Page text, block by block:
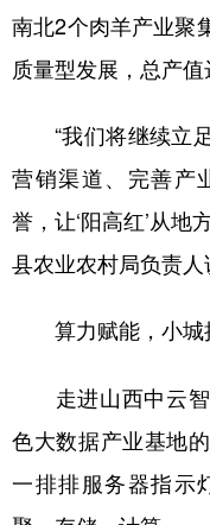
南北2个肉羊产业聚
质量型发展，总产值
“我们将继续立足
营销渠道、完善产
誉，让‘阳高红’从地
县农业农村局负责人
算力赋能，小
走进山西中云智
色大数据产业基地
一排排服务器指示